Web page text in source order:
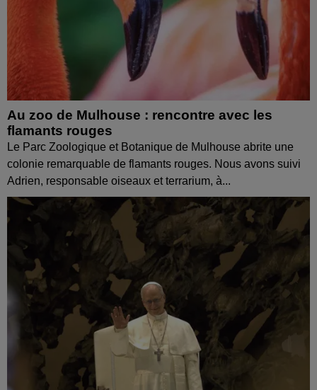
Au zoo de Mulhouse : rencontre avec les
flamants rouges
Le Parc Zoologique et Botanique de Mulhouse abrite une
colonie remarquable de flamants rouges. Nous avons suivi
Adrien, responsable oiseaux et terrarium, à...